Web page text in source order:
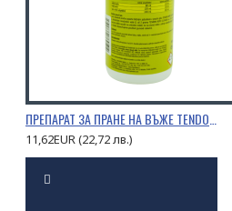
11,62EUR (22,72 лв.)